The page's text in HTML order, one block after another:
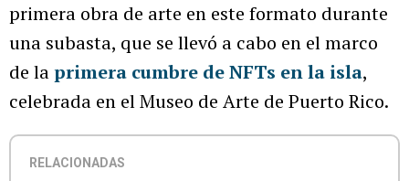
primera obra de arte en este formato durante
una subasta, que se llevó a cabo en el marco
de laprimera cumbre de NFTs en la isla,
celebrada en el Museo de Arte de Puerto Rico.
RELACIONADAS